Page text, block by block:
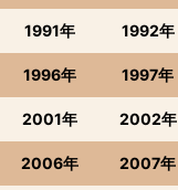
1991年 1992年
1996年 1997年
2001年 2002年
2006年 2007年